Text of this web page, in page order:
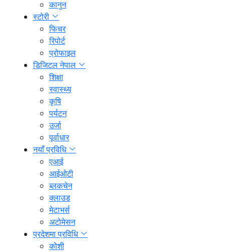
कानुन
स्टोरी
फिचर
रिपोर्ट
प्रोफाइल
डिजिटल नेपाल
शिक्षा
स्वास्थ्य
कृषि
पर्यटन
उर्जा
पूर्वाधार
नयाँ प्रविधि
एआई
आईओटी
ब्लकचेन
क्लाउड
मेटाभर्स
अटोमेसन
प्रदेशमा प्रविधि
कोशी